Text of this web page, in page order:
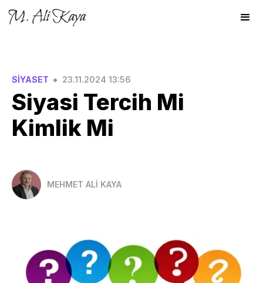
SİYASET • 23.11.2024 13:56
Siyasi Tercih Mi
Kimlik Mi
MEHMET ALİ KAYA